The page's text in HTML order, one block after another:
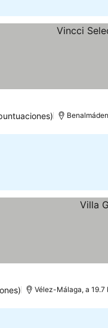
Vélez-Málaga, a 19.7